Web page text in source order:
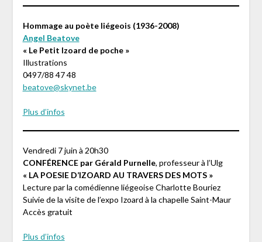
Hommage au poète liégeois (1936-2008)
Angel Beatove
« Le Petit Izoard de poche »
Illustrations
0497/88 47 48
beatove@skynet.be
Plus d’infos
Vendredi 7 juin à 20h30
CONFÉRENCE par Gérald Purnelle, professeur à l’Ulg
« LA POESIE D’IZOARD AU TRAVERS DES MOTS »
Lecture par la comédienne liégeoise Charlotte Bouriez
Suivie de la visite de l’expo Izoard à la chapelle Saint-Maur
Accès gratuit
Plus d’infos